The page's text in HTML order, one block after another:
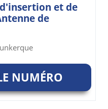
et de
de
NUMÉRO